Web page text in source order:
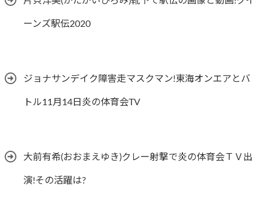
ーンズ駅伝2020
ジョナサンデイク障害走マスクマン!東海オンエアとバ
トル11月14日炎の体育会TV
大前有希(おおまえゆき)クレー射撃で炎の体育会ＴＶ出
演!その活躍は?